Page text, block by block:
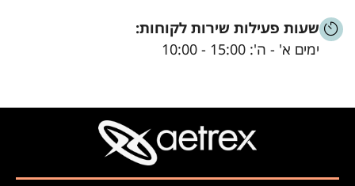
שעות פעילות שירות לקוחות:
ימים א' - ה': 15:00 - 10:00